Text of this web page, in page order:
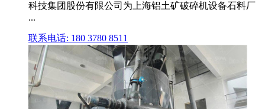
科技集团股份有限公司为上海铝土矿破碎机设备石料厂
...
联系电话: 180 3780 8511